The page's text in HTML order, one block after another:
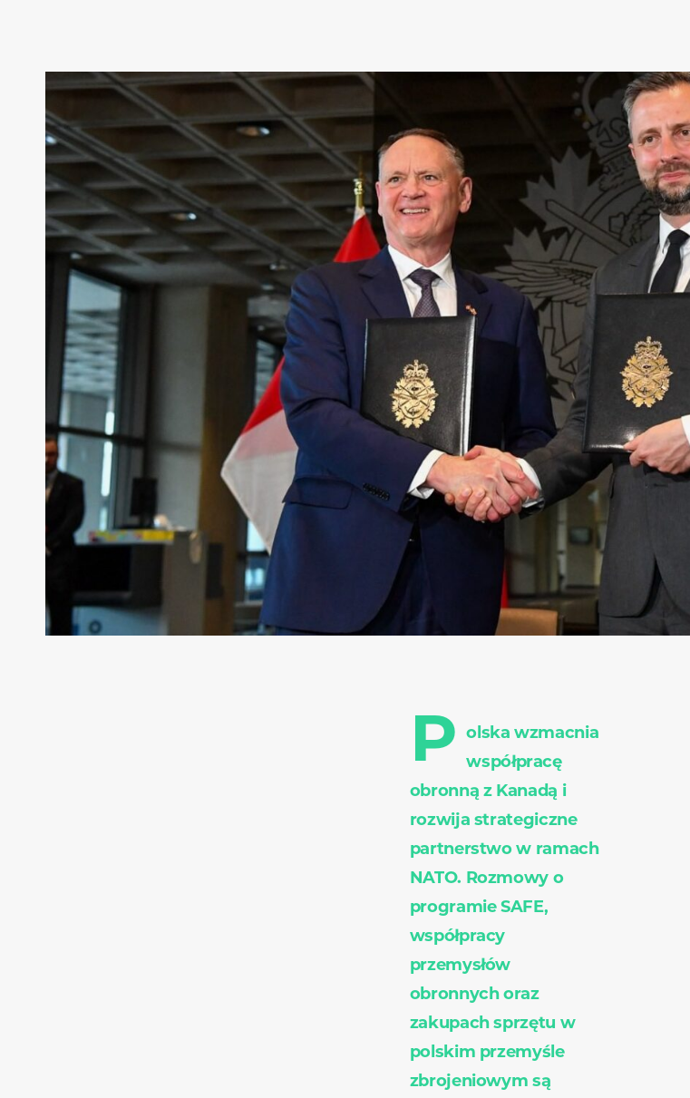
P olska wzmacnia
współpracę
obronną z Kanadą i
rozwija strategiczne
partnerstwo w ramach
NATO. Rozmowy o
programie SAFE,
współpracy
przemysłów
obronnych oraz
zakupach sprzętu w
polskim przemyśle
zbrojeniowym są